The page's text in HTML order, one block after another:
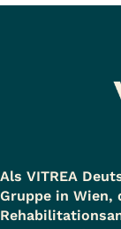
Als VITREA
Gruppe in Wien,